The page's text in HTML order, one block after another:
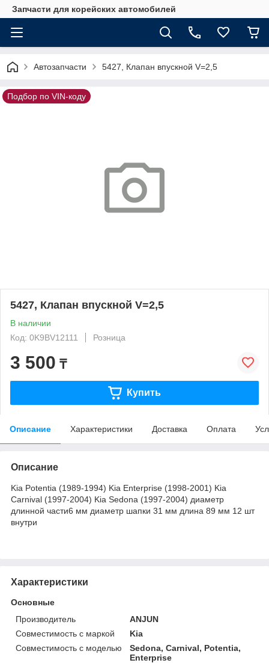
Запчасти для корейских автомобилей
Автозапчасти 5427, Клапан впускной V=2,5
Подбор по VIN-коду
5427, Клапан впускной V=2,5
В наличии
Код: 0K9BV12111
Розница
3 500 ₸
Купить
Описание Характеристики Доставка Оплата
Описание
Kia Potentia (1989-1994) Kia Enterprise (1998-2001) Kia
Carnival (1997-2004) Kia Sedona (1997-2004) диаметр
длинной части6 мм диаметр шапки 31 мм длина 89 мм 12 шт
внутри
Характеристики
Основные
Производитель
ANJUN
Совместимость с маркой
Kia
Совместимость с моделью
Sedona, Carnival, Potentia,
Enterprise